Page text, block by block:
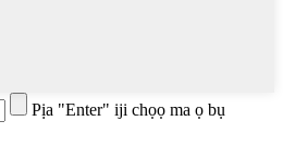
Pịa "Enter" iji chọọ ma ọ bụ